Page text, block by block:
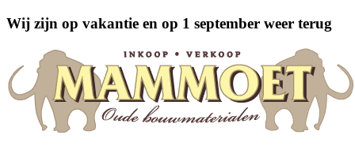
Wij zijn op vakantie en op 1 september weer terug